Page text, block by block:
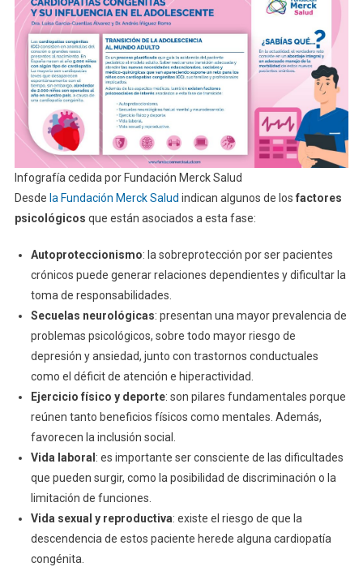
Infografía cedida por Fundación Merck Salud
Desde la Fundación Merck Salud indican algunos de los factores
psicológicos que están asociados a esta fase:
Autoproteccionismo: la sobreprotección por ser pacientes
crónicos puede generar relaciones dependientes y dificultar la
toma de responsabilidades.
Secuelas neurológicas: presentan una mayor prevalencia de
problemas psicológicos, sobre todo mayor riesgo de
depresión y ansiedad, junto con trastornos conductuales
como el déficit de atención e hiperactividad.
Ejercicio físico y deporte: son pilares fundamentales porque
reúnen tanto beneficios físicos como mentales. Además,
favorecen la inclusión social.
Vida laboral : es importante ser consciente de las dificultades
que pueden surgir, como la posibilidad de discriminación o la
limitación de funciones.
Vida sexual y reproductiva: existe el riesgo de que la
descendencia de estos paciente herede alguna cardiopatía
congénita.